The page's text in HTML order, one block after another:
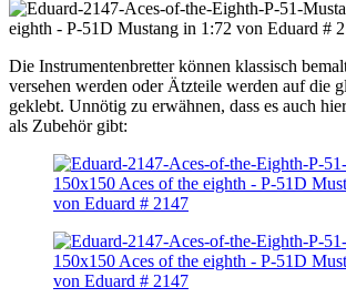
Die Instrumentenbretter können klassisch
versehen werden oder Ätzteile werden auf die
geklebt. Unnötig zu erwähnen, dass es auch
als Zubehör gibt: